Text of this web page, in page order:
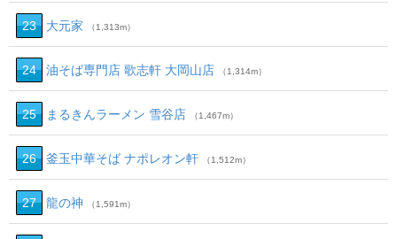
23 大元家 （1,313m）
24 油そば専門店 歌志軒 大岡山店 （1,314m）
25 まるきんラーメン 雪谷店 （1,467m）
26 釜玉中華そば ナポレオン軒 （1,512m）
27 龍の神 （1,591m）